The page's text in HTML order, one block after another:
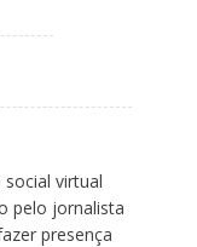
virtual
pelo jornalista
presença